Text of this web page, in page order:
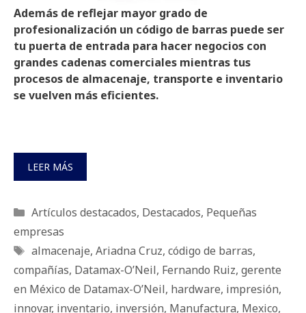
Además de reflejar mayor grado de
profesionalización un código de barras puede ser
tu puerta de entrada para hacer negocios con
grandes cadenas comerciales mientras tus
procesos de almacenaje, transporte e inventario
se vuelven más eficientes.
LEER MÁS
Categorías
Artículos destacados, Destacados, Pequeñas
empresas
Etiquetas
almacenaje, Ariadna Cruz, código de barras,
compañías, Datamax-O’Neil, Fernando Ruiz, gerente
en México de Datamax-O’Neil, hardware, impresión,
innovar, inventario, inversión, Manufactura, Mexico,